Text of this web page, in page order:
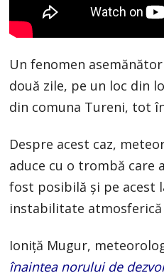
Un fenomen
două zile, pe un loc din
din comuna Tureni, tot
Despre acest caz,
aduce cu o trombă care
fost posibilă şi pe acest
instabilitate
Ioniță Mugur,
înaintea norului de